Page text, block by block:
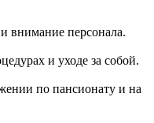
внимание персонала.
и уходе за собой.
по пансионату и на